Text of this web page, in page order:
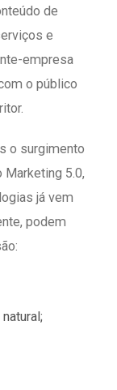
de
e
empresa
o público
o surgimento
5.0,
já vem
podem